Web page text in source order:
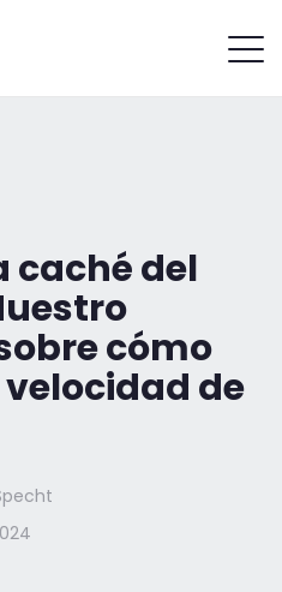
caché del
cómo
de